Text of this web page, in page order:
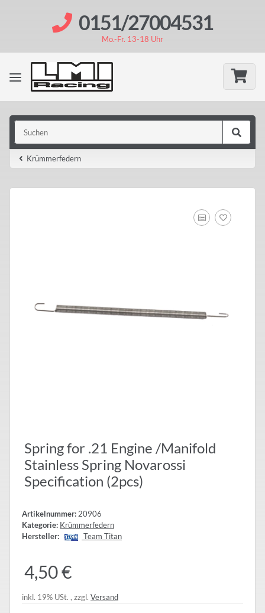
0151/27004531
Mo.-Fr. 13-18 Uhr
Krümmerfedern
Spring for .21 Engine /Manifold
Stainless Spring Novarossi
Specification (2pcs)
Artikelnummer:20906
Kategorie: Krümmerfedern
Hersteller:
Team Titan
4,50 €
inkl. 19% USt. , zzgl. Versand